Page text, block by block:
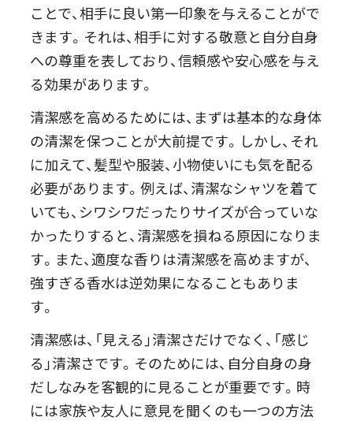
ことで、相手に良い第一印象を与えることがで
きます。それは、相手に対する敬意と自分自身
への尊重を表しており、信頼感や安心感を与え
る効果があります。
清潔感を高めるためには、まずは基本的な身体
の清潔を保つことが大前提です。しかし、それ
に加えて、髪型や服装、小物使いにも気を配る
必要があります。例えば、清潔なシャツを着て
いても、シワシワだったりサイズが合っていな
かったりすると、清潔感を損ねる原因になりま
す。また、適度な香りは清潔感を高めますが、
強すぎる香水は逆効果になることもありま
す。
清潔感は、「見える」清潔さだけでなく、「感じ
る」清潔さです。そのためには、自分自身の身
だしなみを客観的に見ることが重要です。時
には家族や友人に意見を聞くのも一つの方法